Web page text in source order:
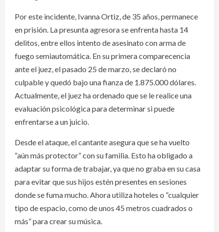
Por este incidente, Ivanna Ortiz, de 35 años, permanece
en prisión. La presunta agresora se enfrenta hasta 14
delitos, entre ellos intento de asesinato con arma de
fuego semiautomática. En su primera comparecencia
ante el juez, el pasado 25 de marzo, se declaró no
culpable y quedó bajo una fianza de 1.875.000 dólares.
Actualmente, el juez ha ordenado que se le realice una
evaluación psicológica para determinar si puede
enfrentarse a un juicio.
Desde el ataque, el cantante asegura que se ha vuelto
“aún más protector” con su familia. Esto ha obligado a
adaptar su forma de trabajar, ya que no graba en su casa
para evitar que sus hijos estén presentes en sesiones
donde se fuma mucho. Ahora utiliza hoteles o “cualquier
tipo de espacio, como de unos 45 metros cuadrados o
más” para crear su música.